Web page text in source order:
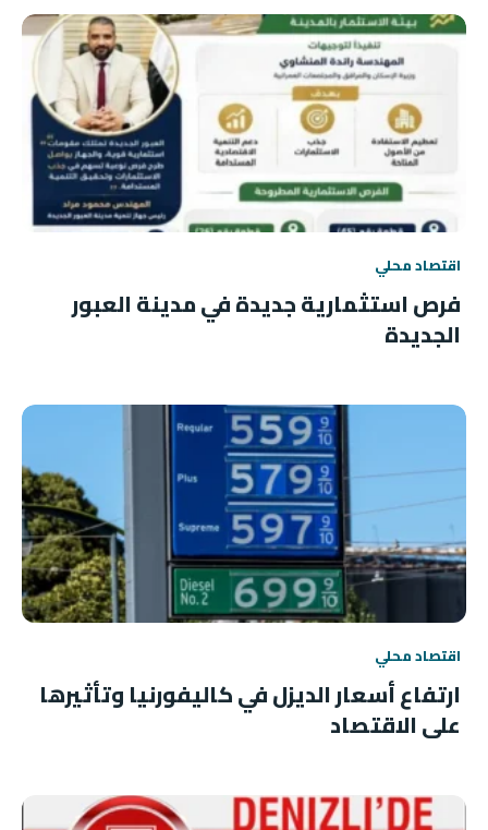
اقتصاد محلي
فرص استثمارية جديدة في مدينة العبور
الجديدة
اقتصاد محلي
ارتفاع أسعار الديزل في كاليفورنيا وتأثيرها
على الاقتصاد